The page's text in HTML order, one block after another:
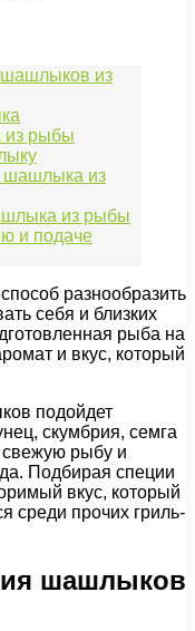
шашлыков из
рыбы
шашлыка из
из рыбы
и подаче
разнообразить
себя и близких
рыба на
и вкус, который
подойдет
скумбрия, семга
рыбу и
Подбирая специи
вкус, который
среди прочих гриль-
шашлыков